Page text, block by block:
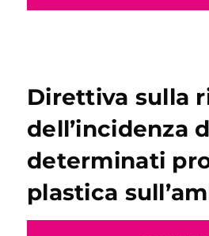
Direttiva sulla
dell’incidenza
determinati
plastica